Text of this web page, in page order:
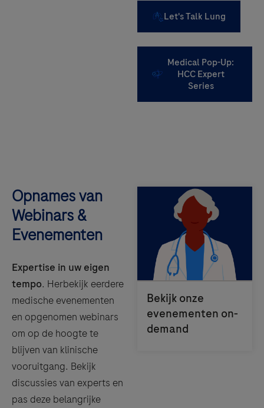
Let's Talk Lung
Medical Pop-Up:
HCC Expert
Series
Opnames van
Webinars &
Evenementen
Expertise in uw eigen
tempo. Herbekijk eerdere
medische evenementen
en opgenomen webinars
om op de hoogte te
blijven van klinische
vooruitgang. Bekijk
discussies van experts en
pas deze belangrijke